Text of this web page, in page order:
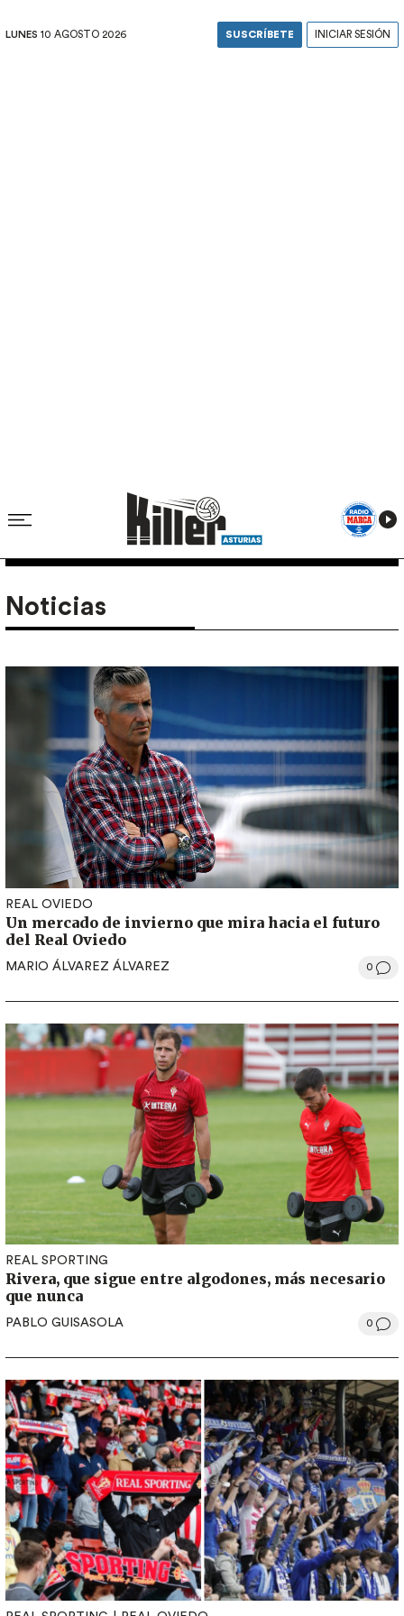
LUNES 10 AGOSTO 2026 SUSCRÍBETE INICIAR SESIÓN
Noticias
REAL OVIEDO
Un mercado de invierno que mira hacia el futuro
del Real Oviedo
MARIO ÁLVAREZ ÁLVAREZ 0
REAL SPORTING
Rivera, que sigue entre algodones, más necesario
que nunca
PABLO GUISASOLA 0